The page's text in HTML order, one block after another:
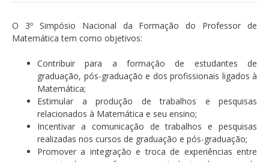
O 3º Simpósio Nacional da Formação do Professor de
Matemática tem como objetivos:
Contribuir para a formação de estudantes de
graduação, pós-graduação e dos profissionais ligados à
Matemática;
Estimular a produção de trabalhos e pesquisas
relacionados à Matemática e seu ensino;
Incentivar a comunicação de trabalhos e pesquisas
realizadas nos cursos de graduação e pós-graduação;
Promover a integração e troca de experiências entre